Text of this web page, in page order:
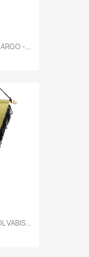
-...
VABIS...